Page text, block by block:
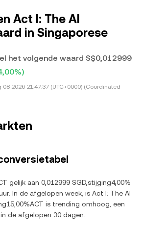
Act I: The AI
in Singaporese
het volgende waard S$0,012999
08 2026 21:47:37 (UTC+0000) (Coordinated
gelijk aan 0,012999 SGD,stijging4,00%
In de afgelopen week, is Act I: The AI
is trending omhoog, een
de afgelopen 30 dagen.